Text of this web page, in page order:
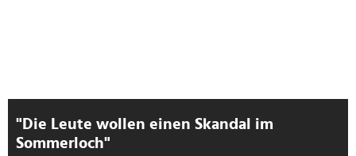
"Die Leute wollen einen Skandal im
Sommerloch"